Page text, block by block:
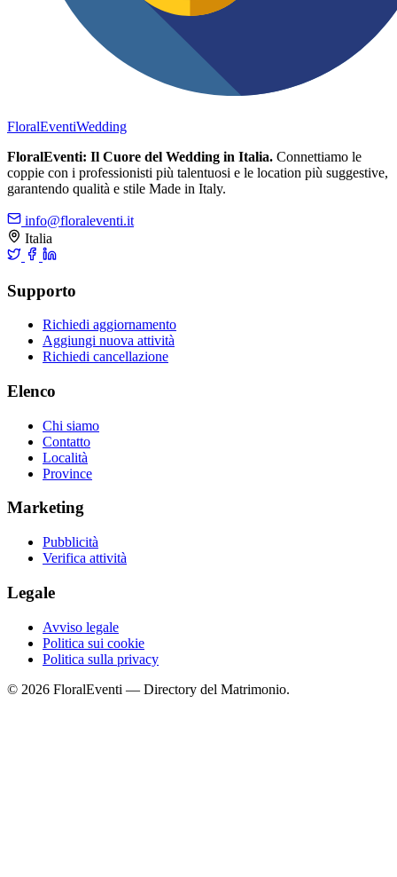
FloralEventiWedding
FloralEventi: Il Cuore del Wedding in Italia. Connettiamo le
coppie con i professionisti più talentuosi e le location più suggestive,
garantendo qualità e stile Made in Italy.
info@floraleventi.it
Italia
Supporto
Richiedi aggiornamento
Aggiungi nuova attività
Richiedi cancellazione
Elenco
Chi siamo
Contatto
Località
Province
Marketing
Pubblicità
Verifica attività
Legale
Avviso legale
Politica sui cookie
Politica sulla privacy
© 2026 FloralEventi — Directory del Matrimonio.